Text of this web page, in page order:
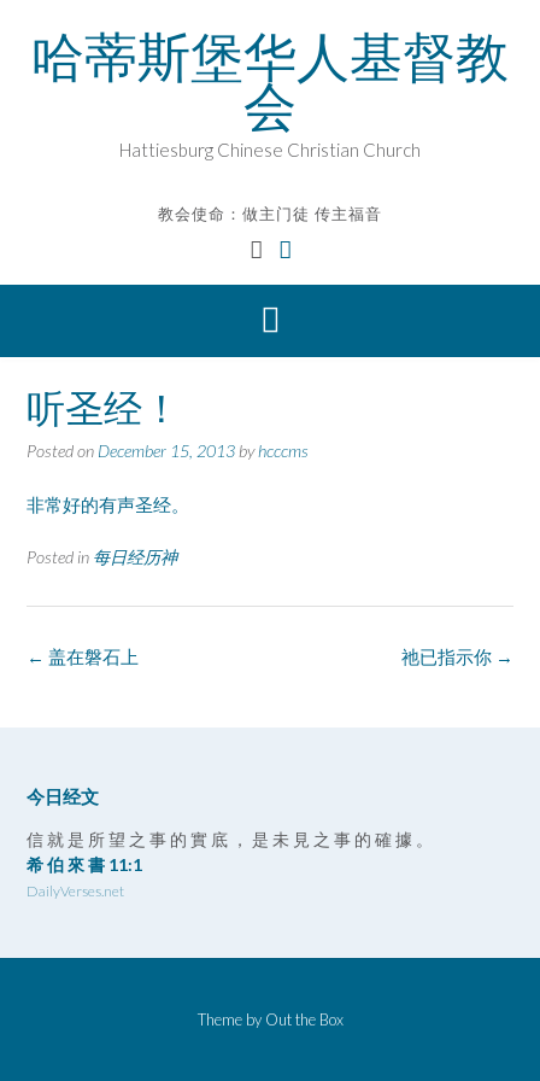
content哈蒂斯堡华人基督教
会
Hattiesburg Chinese Christian Church
教会使命：做主门徒 传主福音
听圣经！
Posted on December 15, 2013 byhcccms
非常好的有声圣经。
Posted in 每日经历神
Post
祂已指示你 →
← 盖在磐石上
今日经文
信 就 是 所 望 之 事 的 實 底 ， 是 未 見 之 事 的 確 據 。
希 伯 來 書 11:1
DailyVerses.net
Theme by Out the Box